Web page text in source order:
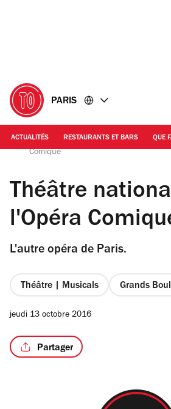
PARIS
ACTUALITÉS RESTAURANTS ET BARS QUE
Heloise Bergman / Time Out | Théâtre
Comique
Théâtre
l'Opéra
L'autre opéra de Paris.
Théâtre | Musicals Grands
jeudi 13 octobre 2016
Partager